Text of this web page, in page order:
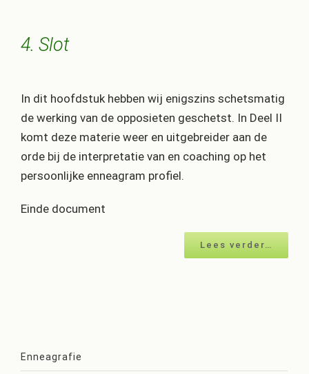
4. Slot
In dit hoofdstuk hebben wij enigszins schetsmatig
de werking van de opposieten geschetst. In Deel II
komt deze materie weer en uitgebreider aan de
orde bij de interpretatie van en coaching op het
persoonlijke enneagram profiel.
Einde document
Lees verder…
Enneagrafie